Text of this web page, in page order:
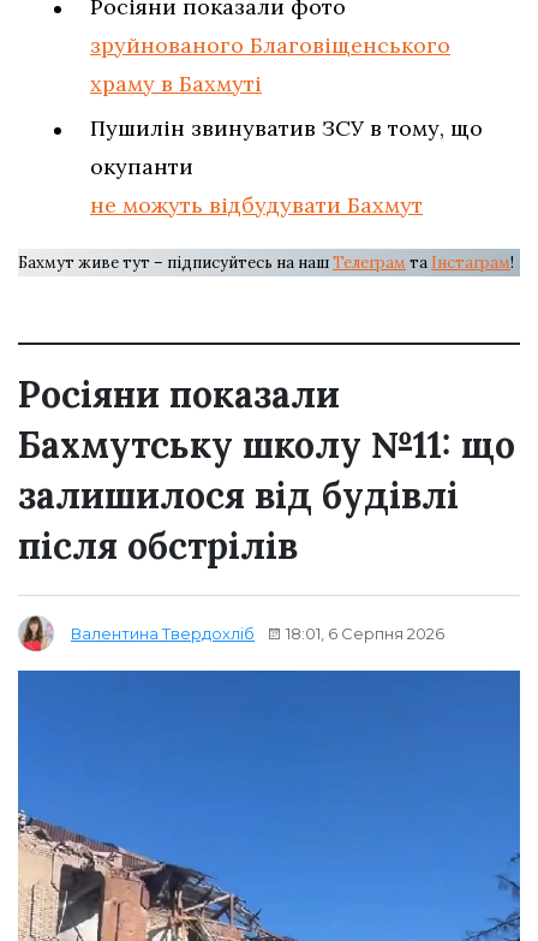
Росіяни показали фото
зруйнованого Благовіщенського
храму в Бахмуті
Пушилін звинуватив ЗСУ в тому, що
окупанти
не можуть відбудувати Бахмут
Бахмут живе тут – підписуйтесь на нашТелеграм та Інстаграм!
Росіяни показали
Бахмутську школу №11: що
залишилося від будівлі
після обстрілів
Валентина Твердохліб 18:01, 6 Серпня 2026